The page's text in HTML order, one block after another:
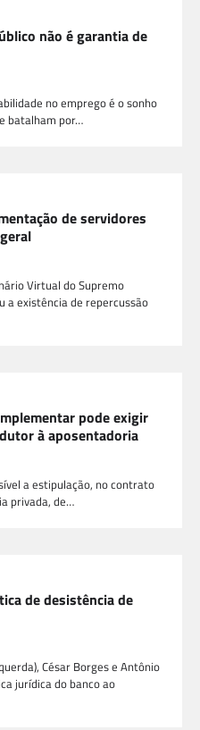
não é garantia de
no emprego é o sonho
batalham por…
de servidores
Virtual do Supremo
a existência de repercussão
pode exigir
à aposentadoria
a estipulação, no contrato
privada, de…
de desistência de
César Borges e Antônio
jurídica do banco ao